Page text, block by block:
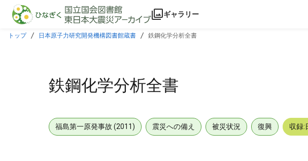
本文に飛ぶ
ギャラリー
トップ 日本原子力研究開発機構図書館蔵書 鉄鋼化学分析全書
鉄鋼化学分析全書
福島第一原発事故 (2011) 震災への備え 被災状況 復興 収録: